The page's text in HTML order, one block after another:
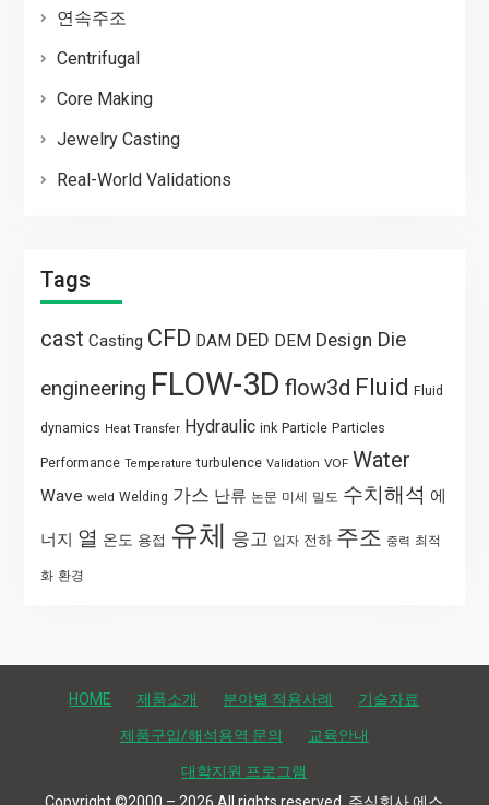
연속주조
Centrifugal
Core Making
Jewelry Casting
Real-World Validations
Tags
cast Casting CFD DAM DED DEM Design Die
engineering FLOW-3D flow3d Fluid Fluid
dynamics Heat Transfer Hydraulic ink Particle Particles
Performance Temperature turbulence Validation VOF Water
Wave weld Welding 가스 난류 논문 미세 밀도 수치해석 에
너지 열 온도 용접 유체 응고 입자 전하 주조 중력 최적
화 환경
HOME 제품소개 분야별 적용사례 기술자료
제품구입/해석용역 문의 교육안내
대학지원 프로그램